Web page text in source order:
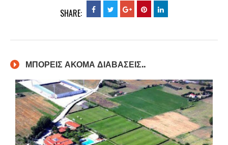
SHARE:
ΜΠΟΡΕΙΣ ΑΚΟΜΑ ΔΙΑΒΑΣΕΙΣ..